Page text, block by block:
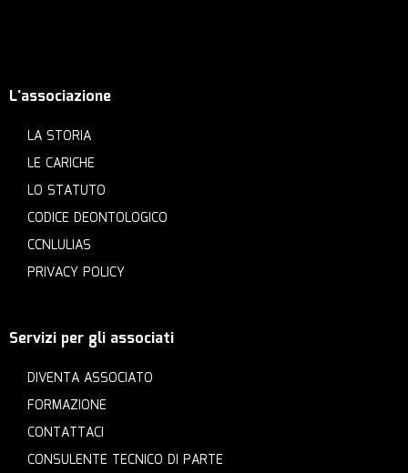
L'associazione
LA STORIA
LE CARICHE
LO STATUTO
CODICE DEONTOLOGICO
CCNLULIAS
PRIVACY POLICY
Servizi per gli associati
DIVENTA ASSOCIATO
FORMAZIONE
CONTATTACI
CONSULENTE TECNICO DI PARTE